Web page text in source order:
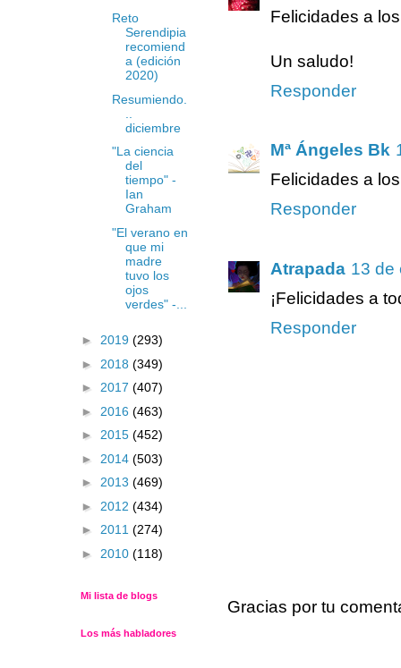
Felicidades a
Un saludo!
Responder
Mª Ángeles Bk
Felicidades a
Responder
Atrapada 13 de
¡Felicidades a
Responder
Gracias por tu
Reto
Serendipia
recomiend
a (edición
2020)
Resumiendo.
diciembre
"La ciencia
del
tiempo" -
Ian
Graham
"El verano en
que mi
madre
tuvo los
ojos
verdes" -...
► 2019 (293)
► 2018 (349)
► 2017 (407)
► 2016 (463)
► 2015 (452)
► 2014 (503)
► 2013 (469)
► 2012 (434)
► 2011 (274)
► 2010 (118)
Mi lista de blogs
Los más habladores